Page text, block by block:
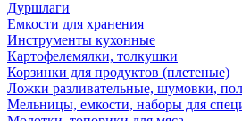
Дуршлаги
Емкости для хранения
Инструменты кухонные
Картофелемялки, толкушки
Корзинки для продуктов (плетеные)
Ложки разливательные, шумовки,
Мельницы, емкости, наборы для